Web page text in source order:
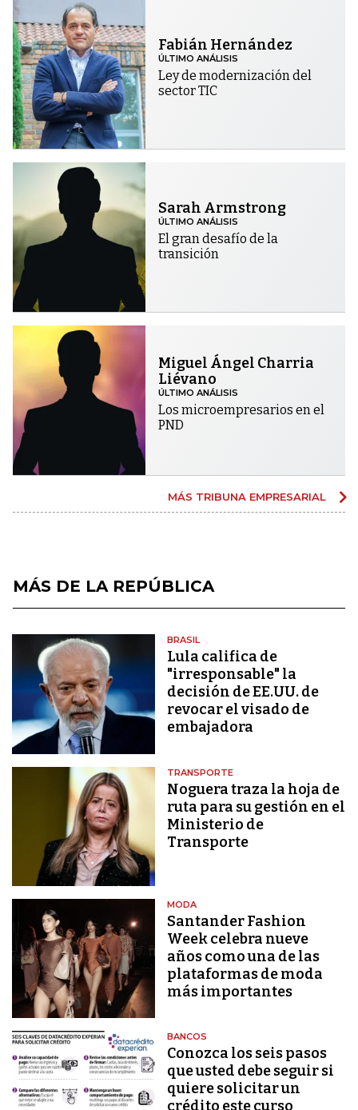
Fabián Hernández
ÚLTIMO ANÁLISIS
Ley de modernización del
sector TIC
Sarah Armstrong
ÚLTIMO ANÁLISIS
El gran desafío de la
transición
Miguel Ángel Charria
Liévano
ÚLTIMO ANÁLISIS
Los microempresarios en el
PND
MÁS TRIBUNA EMPRESARIAL
MÁS DE LA REPÚBLICA
BRASIL
Lula califica de
"irresponsable" la
decisión de EE.UU. de
revocar el visado de
embajadora
TRANSPORTE
Noguera traza la hoja de
ruta para su gestión en el
Ministerio de
Transporte
MODA
Santander Fashion
Week celebra nueve
años como una de las
plataformas de moda
más importantes
BANCOS
Conozca los seis pasos
que usted debe seguir si
quiere solicitar un
crédito este curso